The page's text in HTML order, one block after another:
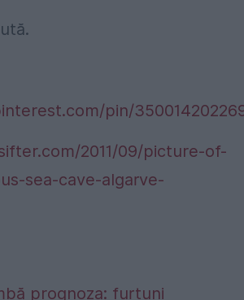
pin/
2011/09/picture-of-
sea-cave-algarve-
prognoza: furtuni